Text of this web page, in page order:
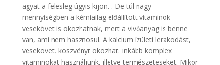
agyat a felesleg úgyis kijön… De túl nagy
mennyiségben a kémiailag előállított vitaminok
vesekövet is okozhatnak, mert a vivőanyag is benne
van, ami nem hasznosul. A kalcium ízületi lerakodást,
vesekövet, köszvényt okozhat. Inkább komplex
vitaminokat használjunk, illetve természeteseket. Mikor